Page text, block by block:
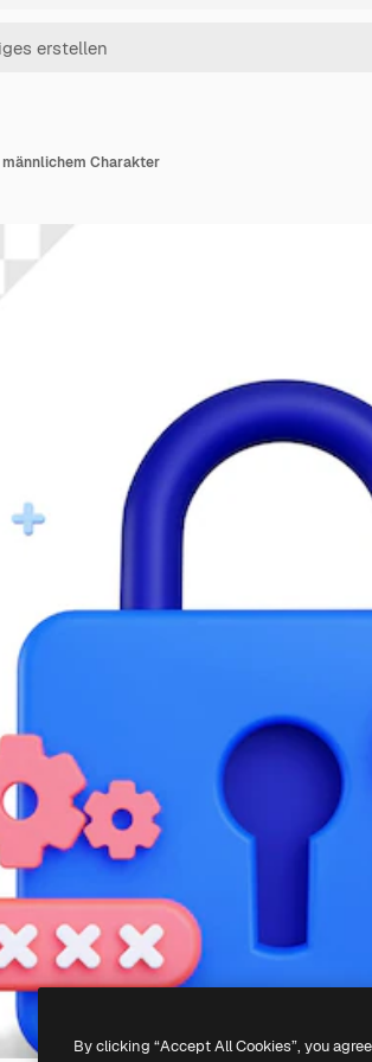
Charakter
By clicking “Accept All Cookies”, you